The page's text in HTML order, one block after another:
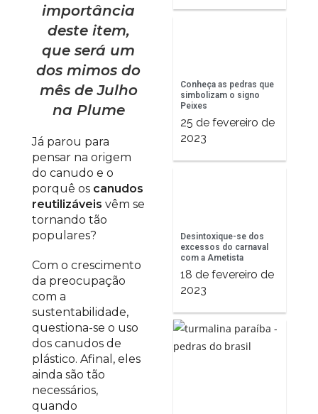
importância
deste item,
que será um
dos mimos do
mês de Julho
na Plume
Já parou para
pensar na origem
do canudo e o
porquê os canudos
reutilizáveis vêm se
tornando tão
populares?
Com o crescimento
da preocupação
com a
sustentabilidade,
questiona-se o uso
dos canudos de
plástico. Afinal, eles
ainda são tão
necessários,
quando
Conheça as pedras que
simbolizam o signo
Peixes
25 de fevereiro de
2023
Desintoxique-se dos
excessos do carnaval
com a Ametista
18 de fevereiro de
2023